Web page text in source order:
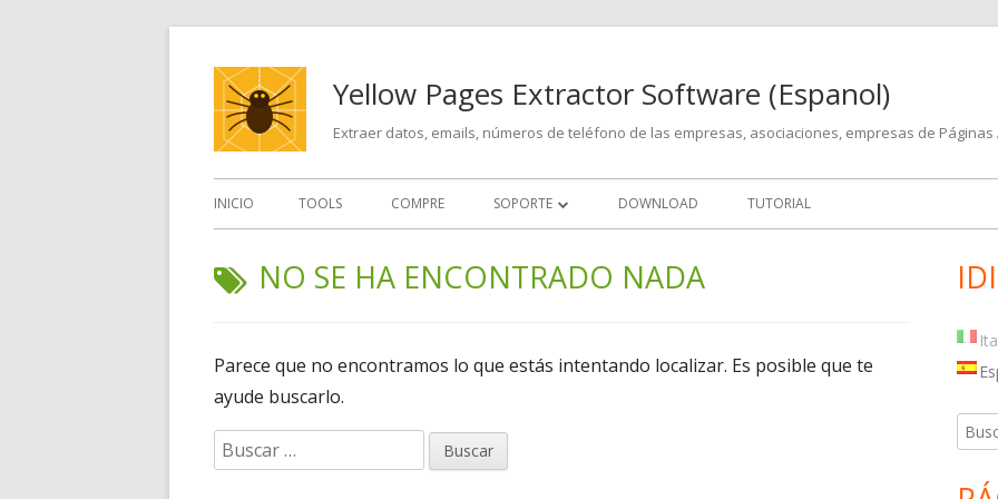
Yellow Pages Extractor Software (Espanol)
Extraer datos, emails, números de teléfono de las empresas, asociaciones, empresas de Páginas
Menú
INICIO TOOLS COMPRE SOPORTE DOWNLOAD TUTORIAL
NO SE HA ENCONTRADO NADA
Parece que no encontramos lo que estás intentando localizar. Es posible que te
ayude buscarlo.
Buscar: